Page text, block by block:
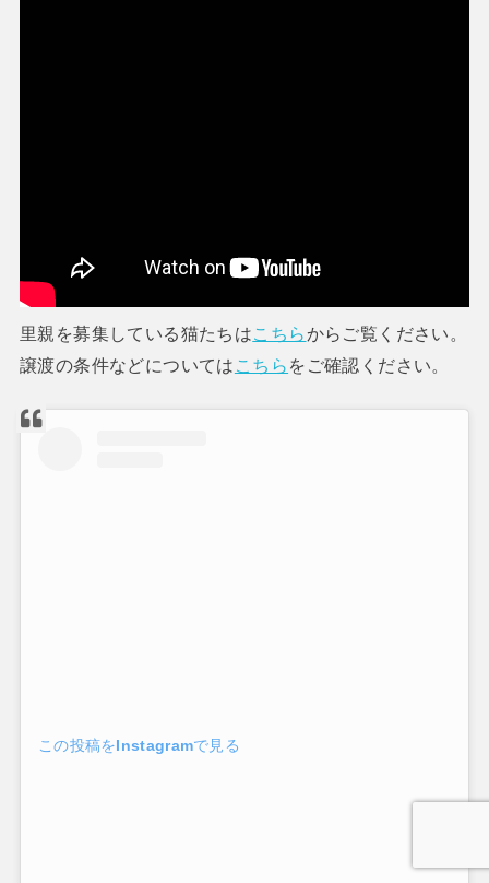
里親を募集している猫たちは こちらからご覧ください。
譲渡の条件などについては こちら をご確認ください。
この投稿をInstagramで見る